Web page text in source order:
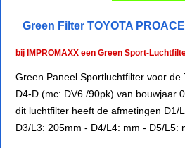
Green Filter TOYOTA
bij IMPROMAXX een Green Sport-
Green Paneel Sportluchtfilter voor de
D4-D (mc: DV6 /90pk) van bouwjaar
dit luchtfilter heeft de afmetingen D1/
D3/L3: 205mm - D4/L4: mm - D5/L5: